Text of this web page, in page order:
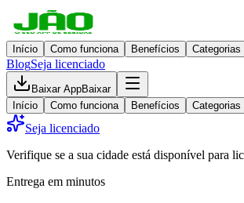
Início Como funciona Benefícios Categorias
BlogSeja licenciado
Baixar AppBaixar
Início
Como funciona Benefícios Categorias
Seja licenciado
Verifique se a sua cidade está disponível para
Entrega em minutos